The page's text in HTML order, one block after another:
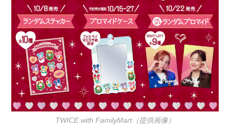
TWICE with FamilyMart（提供画像）